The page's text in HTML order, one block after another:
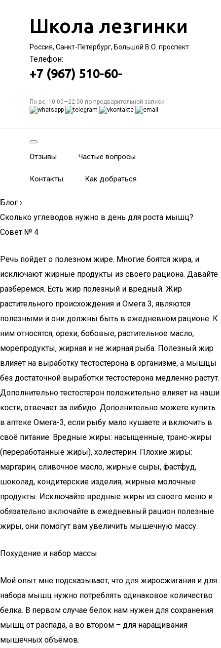
Школа лезгинки
Россия, Санкт-Петербург, Большой В.О. проспект
Телефон:
+7 (967) 510-60-
Пн-вс: 10:00—22:00 по предварительной записи
Отзывы Частые вопросы
Контакты Как добраться
Блог ›
Сколько углеводов нужно в день для роста мышц?
Совет № 4
Речь пойдет о полезном жире. Многие боятся жира, и
исключают жирные продукты из своего рациона. Давайте
разберемся. Есть жир полезный и вредный. Жир
растительного происхождения и Омега 3, являются
полезными и они должны быть в ежедневном рационе. К
ним относятся, орехи, бобовые, растительное масло,
морепродукты, жирная и не жирная рыба. Полезный жир
влияет на выработку тестостерона в организме, а мышцы
без достаточной выработки тестостерона медленно растут.
Дополнительно тестостерон положительно влияет на наши
кости, отвечает за либидо. Дополнительно можете купить
в аптеке Омега-3, если рыбу мало кушаете и включить в
своё питание. Вредные жиры: насыщенные, транс-жиры
(переработанные жиры), холестерин. Плохие жиры:
маргарин, сливочное масло, жирные сыры, фастфуд,
шоколад, кондитерские изделия, жирные молочные
продукты. Исключайте вредные жиры из своего меню и
обязательно включайте в ежедневный рацион полезные
жиры, они помогут вам увеличить мышечную массу.
Похудение и набор массы
Мой опыт мне подсказывает, что для жиросжигания и для
набора мышц нужно потреблять одинаковое количество
белка. В первом случае белок нам нужен для сохранения
мышц от распада, а во втором – для наращивания
мышечных объёмов.